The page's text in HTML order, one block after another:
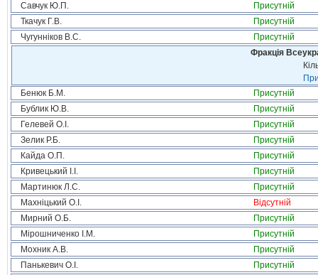
Савчук Ю.П.
Присутній
Ткачук Г.В.
Присутній
Чугунніков В.С.
Присутній
Фракція
Бенюк Б.М.
Присутній
Бублик Ю.В.
Присутній
Гелевей О.І.
Присутній
Зелик Р.Б.
Присутній
Кайда О.П.
Присутній
Кривецький І.І.
Присутній
Мартинюк Л.С.
Присутній
Махніцький О.І.
Відсутній
Мирний О.Б.
Присутній
Мірошниченко І.М.
Присутній
Мохник А.В.
Присутній
Панькевич О.І.
Присутній